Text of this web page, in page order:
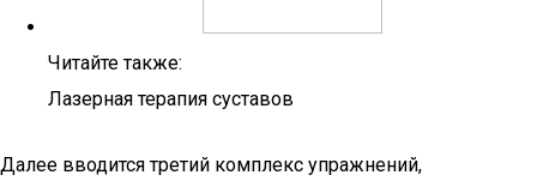
Читайте также:
Лазерная терапия суставов
Далее вводится третий комплекс упражнений,